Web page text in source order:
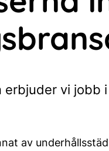
erbjuder vi jobb
av